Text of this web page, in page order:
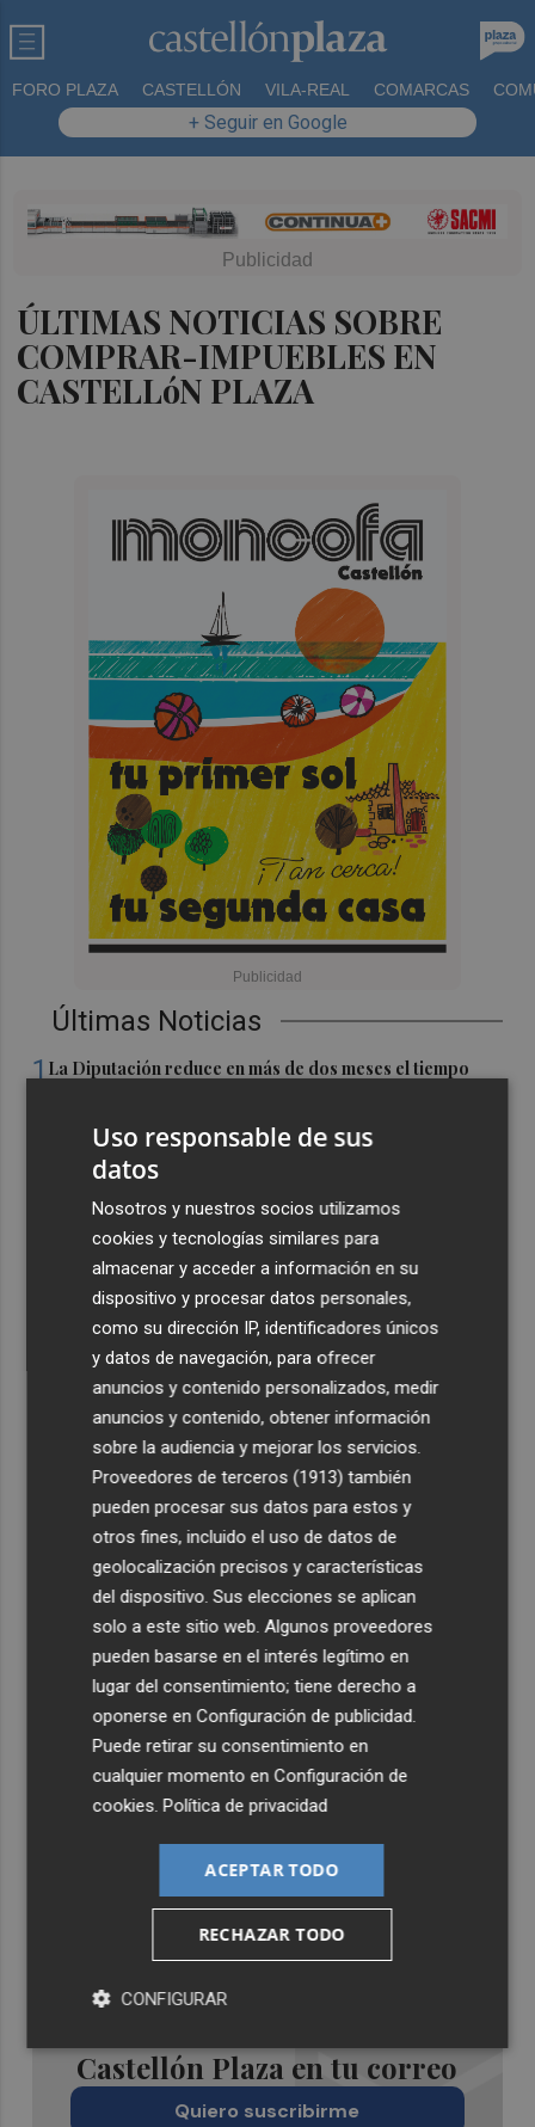
FORO PLAZA CASTELLÓN VILA-REAL COMARCAS
+ Seguir en Google
ÚLTIMAS NOTICIAS SOBRE
COMPRAR-IMPUEBLES EN
CASTELLóN PLAZA
Últimas Noticias
1La Diputación reduce en más de dos meses el tiempo
Roig Arena estrena un festival de house de más de 10
Italia rechaza el ultimátum de España y no reevaluará la
suspensión de Schengen hasta el 15 de agosto
Leire Díez niega que su "investigación" buscara
"desestabilizar" ninguna causa "que afectara a los
intereses del PSOE"
Castelló acogerá la obra "Helios y Selene" de la
compañía Te Falta Calle: será creada para el eclipse
Castellón Plaza en tu correo
Quiero suscribirme
Uso responsable de sus
datos
Nosotros y nuestros socios utilizamos
cookies y tecnologías similares para
almacenar y acceder a información en su
dispositivo y procesar datos personales,
como su dirección IP, identificadores únicos
y datos de navegación, para ofrecer
anuncios y contenido personalizados, medir
anuncios y contenido, obtener información
sobre la audiencia y mejorar los servicios.
Proveedores de terceros (1913) también
pueden procesar sus datos para estos y
otros fines, incluido el uso de datos de
geolocalización precisos y características
del dispositivo. Sus elecciones se aplican
solo a este sitio web. Algunos proveedores
pueden basarse en el interés legítimo en
lugar del consentimiento; tiene derecho a
oponerse enConfiguración de publicidad.
Puede retirar su consentimiento en
cualquier momento enConfiguración de
cookies.Política de privacidad
ACEPTAR TODO
RECHAZAR TODO
CONFIGURAR